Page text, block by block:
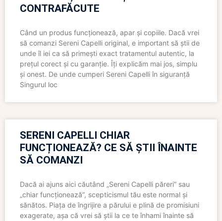
CONTRAFĂCUTE
Când un produs funcționează, apar și copiile. Dacă vrei
să comanzi Sereni Capelli original, e important să știi de
unde îl iei ca să primești exact tratamentul autentic, la
prețul corect și cu garanție. Îți explicăm mai jos, simplu
și onest. De unde cumperi Sereni Capelli în siguranță
Singurul loc
SERENI CAPELLI CHIAR
FUNCȚIONEAZĂ? CE SĂ ȘTII ÎNAINTE
SĂ COMANZI
Dacă ai ajuns aici căutând „Sereni Capelli păreri” sau
„chiar funcționează”, scepticismul tău este normal și
sănătos. Piața de îngrijire a părului e plină de promisiuni
exagerate, așa că vrei să știi la ce te înhami înainte să